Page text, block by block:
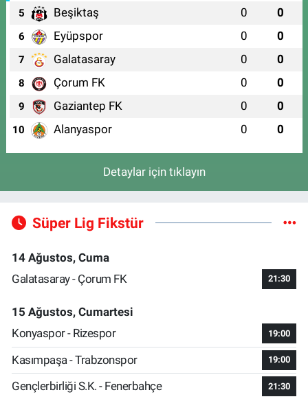
5 Beşiktaş 0 0
6 Eyüpspor 0 0
7 Galatasaray 0 0
8 Çorum FK 0 0
9 Gaziantep FK 0 0
10 Alanyaspor 0 0
Detaylar için tıklayın
Süper Lig Fikstür
14 Ağustos, Cuma
Galatasaray - Çorum FK
21:30
15 Ağustos, Cumartesi
Konyaspor - Rizespor
19:00
Kasımpaşa - Trabzonspor 19:00
Gençlerbirliği S.K. - Fenerbahçe 21:30